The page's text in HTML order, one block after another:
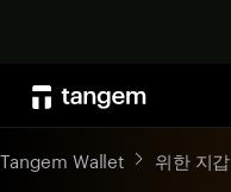
Tangem Wallet 위한 지갑